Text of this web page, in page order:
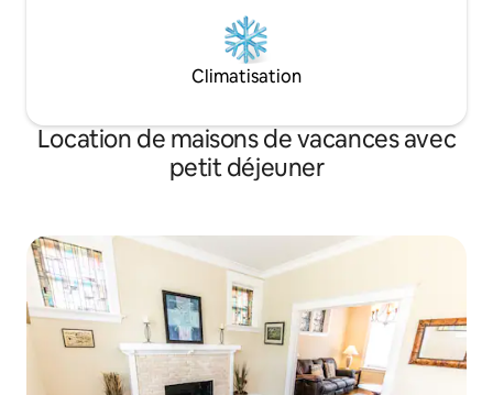
Climatisation
Location de maisons de vacances avec
petit déjeuner